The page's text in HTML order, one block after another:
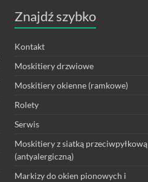
Znajdź szybko
Kontakt
Moskitiery drzwiowe
Moskitiery okienne (ramkowe)
Rolety
Serwis
Moskitiery z siatką przeciwpyłkową
(antyalergiczną)
Markizy do okien pionowych i